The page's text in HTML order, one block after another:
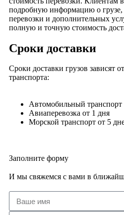
подробную информацию о грузе,
перевозки и дополнительных
полную и точную стоимость
Сроки доставки
Сроки доставки грузов зависят
транспорта:
Автомобильный транспорт
Авиаперевозка от 1 дня
Морской транспорт от 5
Заполните форму
И мы свяжемся с вами в